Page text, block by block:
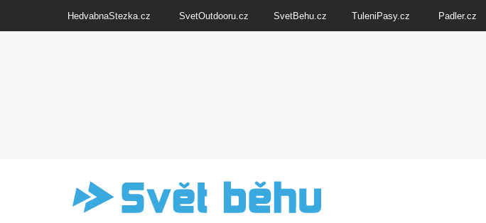
HedvabnaStezka.cz SvetOutdooru.cz SvetBehu.cz TuleniPasy.cz Padler.cz